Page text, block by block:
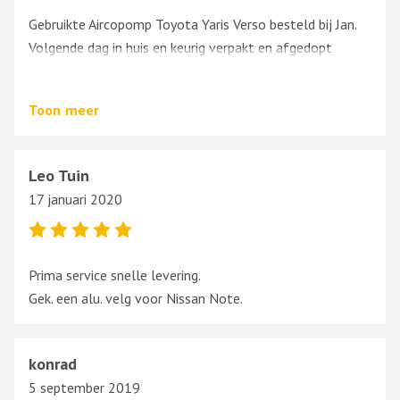
Gebruikte Aircopomp Toyota Yaris Verso besteld bij Jan.
Volgende dag in huis en keurig verpakt en afgedopt
Ik zou zeggen, Top Bedrijf en bedankt Jan Relder.
Rob Speijk
Toon meer
Leo Tuin
17 januari 2020
Prima service snelle levering.
Gek. een alu. velg voor Nissan Note.
konrad
5 september 2019